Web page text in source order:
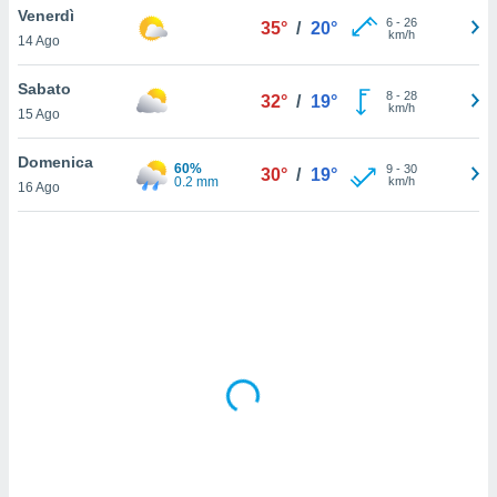
cookie
in
Venerdì
14 Ago
35° / 20° 6- 26
km/h
Sabato
15 Ago
32° / 19° 8- 28
km/h
Domenica
16 Ago
60%
0.2 mm
30° / 19° 9- 30
km/h